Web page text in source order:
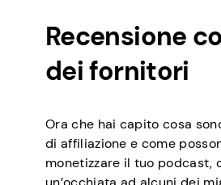
Recensione
dei fornitori
Ora che hai capito cosa
di affiliazione e come
monetizzare il tuo podcast,